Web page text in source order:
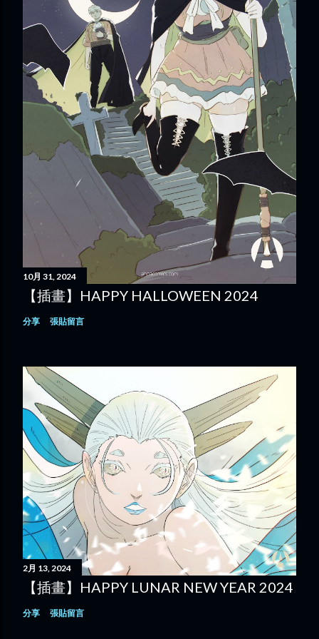
10月 31, 2024
【插畫】HAPPY HALLOWEEN 2024
分享 張貼留言
2月 13, 2024
【插畫】HAPPY LUNAR NEW YEAR 2024
分享 張貼留言